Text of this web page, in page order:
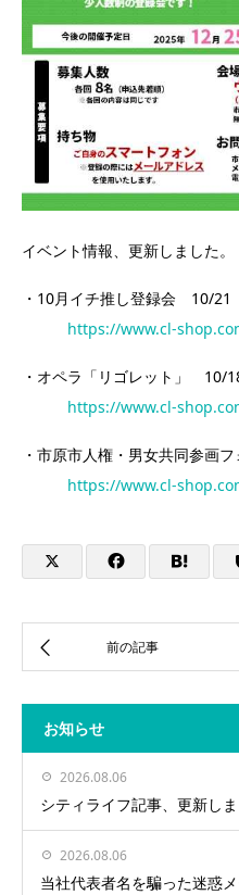
イベント情報、更新しました。
・10月イチ推し登録会 10/21
https://www.cl-
・オペラ「リゴレット」 10/
https://www.cl-
・市原市人権・男女共同参画
https://www.cl-
お知らせ
2026.08.06
シティライフ記事、更新し
2026.08.06
当社代表者名を騙った迷惑